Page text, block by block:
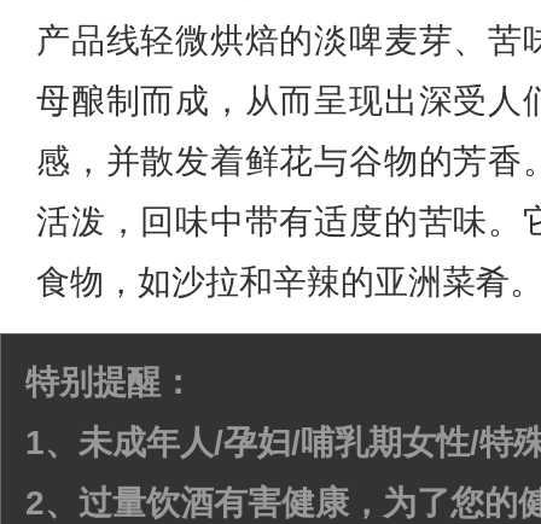
产品线轻微烘焙的淡啤麦芽、苦
母酿制而成，从而呈现出深受人
感，并散发着鲜花与谷物的芳香
活泼，回味中带有适度的苦味。
食物，如沙拉和辛辣的亚洲菜肴
特别提醒：
1、未成年人/孕妇/哺乳期女性/特
2、过量饮酒有害健康，为了您的